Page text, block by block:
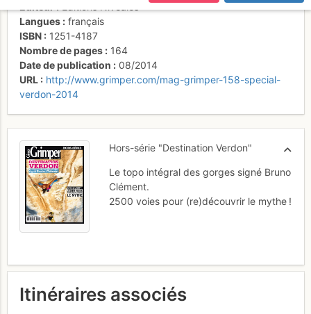
Langues
français
ISBN
1251-4187
Nombre de pages
164
Date de publication
08/2014
URL
http://www.grimper.com/mag-grimper-158-special-
verdon-2014
Hors-série "Destination Verdon"
Le topo intégral des gorges signé Bruno
Clément.
2500 voies pour (re)découvrir le mythe !
Itinéraires associés